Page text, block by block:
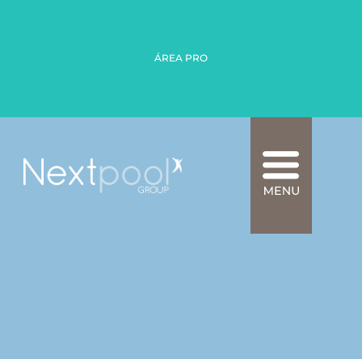
ÁREA PRO